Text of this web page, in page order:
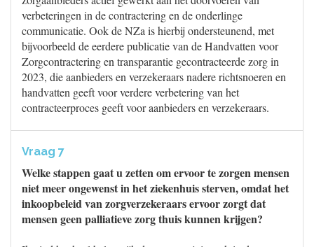
verbeteringen in de contractering en de onderlinge
communicatie. Ook de NZa is hierbij ondersteunend, met
bijvoorbeeld de eerdere publicatie van de Handvatten voor
Zorgcontractering en transparantie gecontracteerde zorg in
2023, die aanbieders en verzekeraars nadere richtsnoeren en
handvatten geeft voor verdere verbetering van het
contracteerproces geeft voor aanbieders en verzekeraars.
Vraag 7
Welke stappen gaat u zetten om ervoor te zorgen mensen
niet meer ongewenst in het ziekenhuis sterven, omdat het
inkoopbeleid van zorgverzekeraars ervoor zorgt dat
mensen geen palliatieve zorg thuis kunnen krijgen?